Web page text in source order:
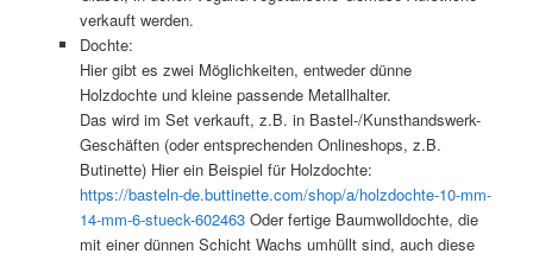
verkauft werden.
Dochte:
Hier gibt es zwei Möglichkeiten, entweder dünne
Holzdochte und kleine passende Metallhalter.
Das wird im Set verkauft, z.B. in Bastel-/Kunsthandswerk-
Geschäften (oder entsprechenden Onlineshops, z.B.
Butinette) Hier ein Beispiel für Holzdochte:
https://basteln-de.buttinette.com/shop/a/holzdochte-10-mm-
14-mm-6-stueck-602463Oder fertige Baumwolldochte, die
mit einer dünnen Schicht Wachs umhüllt sind, auch diese